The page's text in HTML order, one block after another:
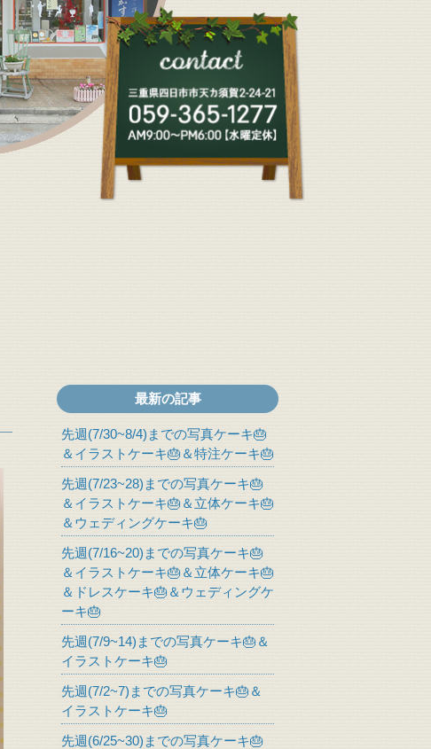
最新の記事
先週(7/30~8/4)までの写真ケーキ🎂
＆イラストケーキ🎂＆特注ケーキ🎂
先週(7/23~28)までの写真ケーキ🎂
＆イラストケーキ🎂＆立体ケーキ🎂
＆ウェディングケーキ🎂
先週(7/16~20)までの写真ケーキ🎂
＆イラストケーキ🎂＆立体ケーキ🎂
＆ドレスケーキ🎂＆ウェディングケ
ーキ🎂
先週(7/9~14)までの写真ケーキ🎂＆
イラストケーキ🎂
先週(7/2~7)までの写真ケーキ🎂＆
イラストケーキ🎂
先週(6/25~30)までの写真ケーキ🎂